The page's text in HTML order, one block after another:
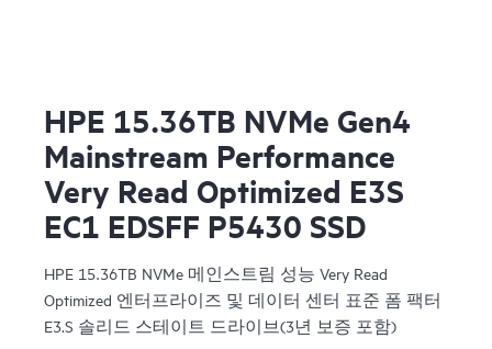
HPE 15.36TB NVMe Gen4
Mainstream Performance
Very Read Optimized E3S
EC1 EDSFF P5430 SSD
HPE 15.36TB NVMe 메인스트림 성능 Very Read
Optimized 엔터프라이즈 및 데이터 센터 표준 폼 팩터
E3.S 솔리드 스테이트 드라이브(3년 보증 포함)